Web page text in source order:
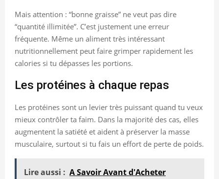
Mais attention : “bonne graisse” ne veut pas dire
“quantité illimitée”. C’est justement une erreur
fréquente. Même un aliment très intéressant
nutritionnellement peut faire grimper rapidement les
calories si tu dépasses les portions.
Les protéines à chaque repas
Les protéines sont un levier très puissant quand tu veux
mieux contrôler ta faim. Dans la majorité des cas, elles
augmentent la satiété et aident à préserver la masse
musculaire, surtout si tu fais un effort de perte de poids.
Lire aussi : A Savoir Avant d'Acheter